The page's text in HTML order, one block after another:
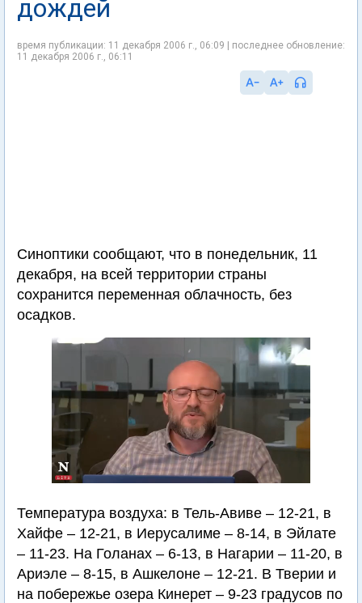
дождей
время публикации: 11 декабря 2006 г., 06:09 | последнее обновление:
11 декабря 2006 г., 06:11
Синоптики сообщают, что в понедельник, 11
декабря, на всей территории страны
сохранится переменная облачность, без
осадков.
Температура воздуха: в Тель-Авиве – 12-21, в
Хайфе – 12-21, в Иерусалиме – 8-14, в Эйлате
– 11-23. На Голанах – 6-13, в Нагарии – 11-20, в
Ариэле – 8-15, в Ашкелоне – 12-21. В Тверии и
на побережье озера Кинерет – 9-23 градусов по